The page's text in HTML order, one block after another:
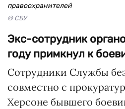
правоохранителей
© СБУ
Экс-сотрудник
году примкнул к
Сотрудники Службы
совместно с
Херсоне бывшего